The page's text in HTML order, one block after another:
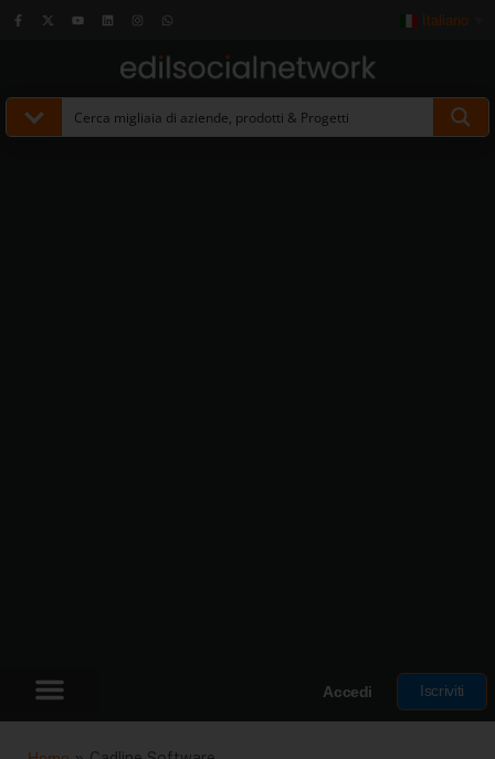
Italiano
Accedi Iscriviti